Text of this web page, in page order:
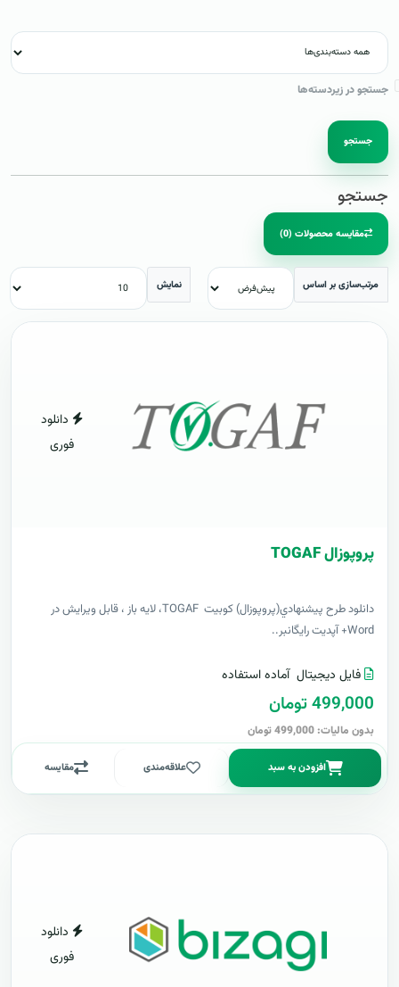
جستجو در زیردسته‌ها
جستجو
جستجو
مقایسه محصولات (0)
مرتب‌سازی بر اساس نمایش
دانلود
فوری
پروپوزال TOGAF
دانلود طرح پيشنهادي(پروپوزال) کوبیت TOGAF، لایه باز ، قابل ویرایش در
Word+ آپدیت رایگانبر..
فایل دیجیتال آماده استفاده
499,000 تومان
بدون مالیات: 499,000 تومان
افزودن به سبد علاقه‌مندی مقایسه
دانلود
فوری